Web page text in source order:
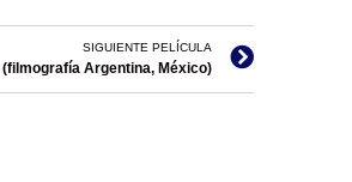
SIGUIENTE PELÍCULA
Argentina, México)